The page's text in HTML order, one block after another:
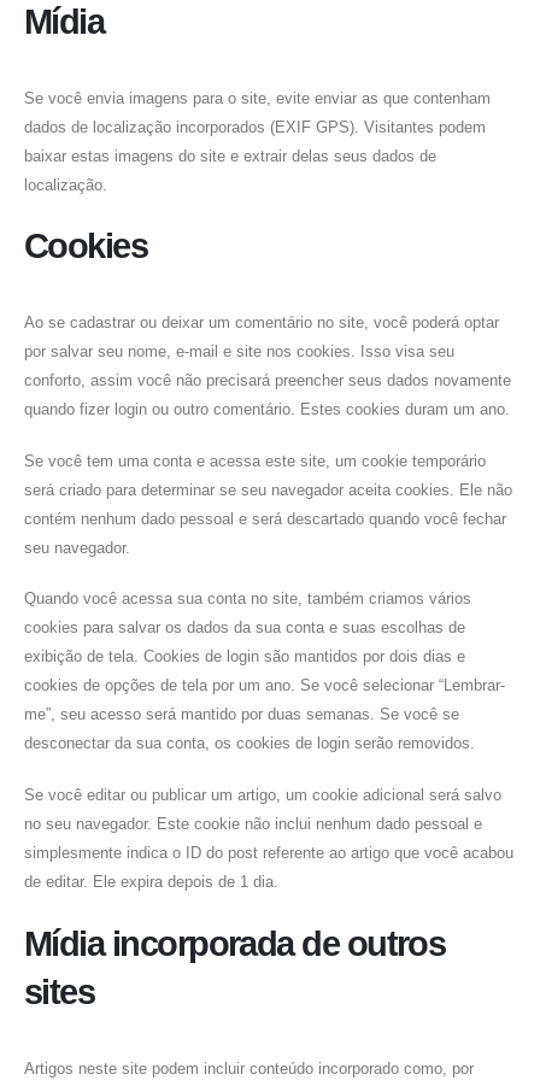
Mídia
Se você envia imagens para o site, evite enviar as que contenham
dados de localização incorporados (EXIF GPS). Visitantes podem
baixar estas imagens do site e extrair delas seus dados de
localização.
Cookies
Ao se cadastrar ou deixar um comentário no site, você poderá optar
por salvar seu nome, e-mail e site nos cookies. Isso visa seu
conforto, assim você não precisará preencher seus dados novamente
quando fizer login ou outro comentário. Estes cookies duram um ano.
Se você tem uma conta e acessa este site, um cookie temporário
será criado para determinar se seu navegador aceita cookies. Ele não
contém nenhum dado pessoal e será descartado quando você fechar
seu navegador.
Quando você acessa sua conta no site, também criamos vários
cookies para salvar os dados da sua conta e suas escolhas de
exibição de tela. Cookies de login são mantidos por dois dias e
cookies de opções de tela por um ano. Se você selecionar “Lembrar-
me”, seu acesso será mantido por duas semanas. Se você se
desconectar da sua conta, os cookies de login serão removidos.
Se você editar ou publicar um artigo, um cookie adicional será salvo
no seu navegador. Este cookie não inclui nenhum dado pessoal e
simplesmente indica o ID do post referente ao artigo que você acabou
de editar. Ele expira depois de 1 dia.
Mídia incorporada de outros
sites
Artigos neste site podem incluir conteúdo incorporado como, por